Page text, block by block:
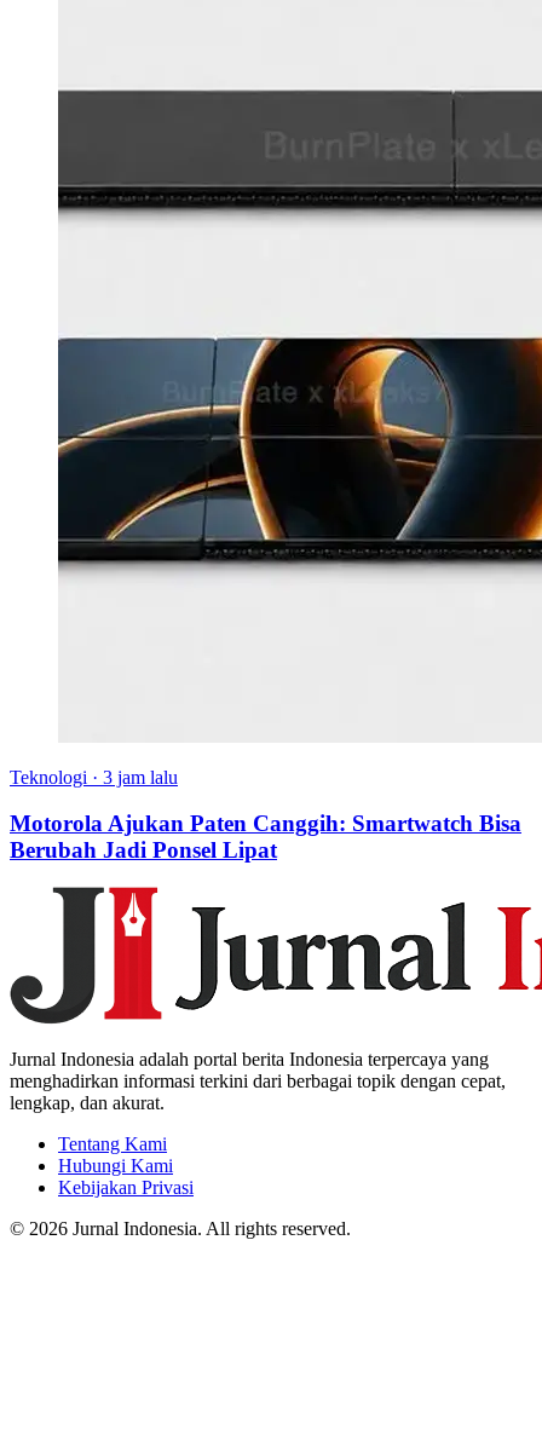
Teknologi · 3 jam lalu
Motorola Ajukan Paten Canggih: Smartwatch Bisa
Berubah Jadi Ponsel Lipat
Jurnal Indonesia adalah portal berita Indonesia terpercaya yang
menghadirkan informasi terkini dari berbagai topik dengan cepat,
lengkap, dan akurat.
Tentang Kami
Hubungi Kami
Kebijakan Privasi
© 2026 Jurnal Indonesia. All rights reserved.